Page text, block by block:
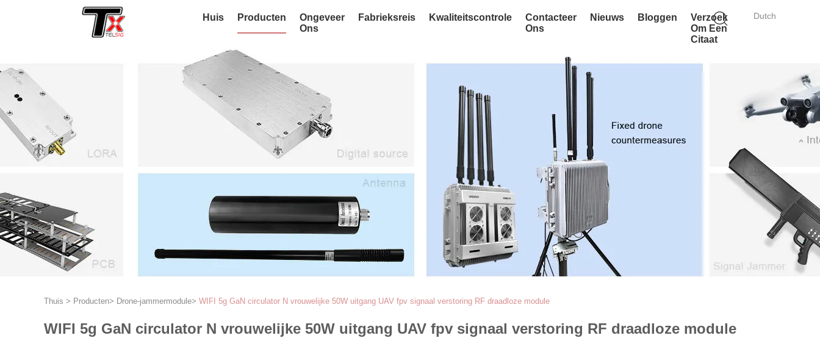
Dutch
Huis Producten
Ongeveer
Ons
Fabrieksreis Kwaliteitscontrole
Contacteer
Ons
Nieuws Bloggen
Verzoek
Om Een
Citaat
Thuis > Producten> Drone-jammermodule> WIFI 5g GaN circulator N vrouwelijke 50W uitgang UAV fpv signaal verstoring RF draadloze module
WIFI 5g GaN circulator N vrouwelijke 50W uitgang UAV fpv signaal verstoring RF draadloze module